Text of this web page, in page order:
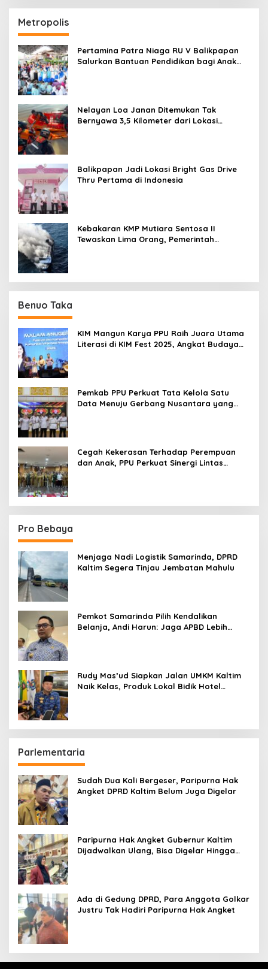
Metropolis
Pertamina Patra Niaga RU V Balikpapan
Salurkan Bantuan Pendidikan bagi Anak
Nelayan Loa Janan Ditemukan Tak
Bernyawa 3,5 Kilometer dari Lokasi
Balikpapan Jadi Lokasi Bright Gas Drive
Thru Pertama di Indonesia
Kebakaran KMP Mutiara Sentosa II
Tewaskan Lima Orang, Pemerintah
Benuo Taka
KIM Mangun Karya PPU Raih Juara Utama
Literasi di KIM Fest 2025, Angkat Budaya
Pemkab PPU Perkuat Tata Kelola Satu
Data Menuju Gerbang Nusantara yang
Cegah Kekerasan Terhadap Perempuan
dan Anak, PPU Perkuat Sinergi Lintas
Pro Bebaya
Menjaga Nadi Logistik Samarinda, DPRD
Kaltim Segera Tinjau Jembatan Mahulu
Pemkot Samarinda Pilih Kendalikan
Belanja, Andi Harun: Jaga APBD Lebih
Rudy Mas’ud Siapkan Jalan UMKM Kaltim
Naik Kelas, Produk Lokal Bidik Hotel
Parlementaria
Sudah Dua Kali Bergeser, Paripurna Hak
Angket DPRD Kaltim Belum Juga Digelar
Paripurna Hak Angket Gubernur Kaltim
Dijadwalkan Ulang, Bisa Digelar Hingga
Ada di Gedung DPRD, Para Anggota Golkar
Justru Tak Hadiri Paripurna Hak Angket